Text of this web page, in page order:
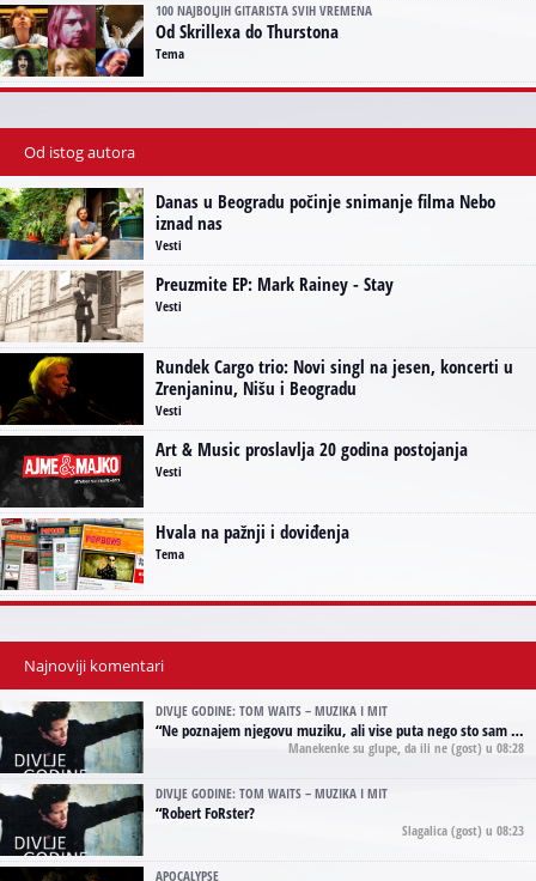
100 NAJBOLJIH GITARISTA SVIH VREMENA
Od Skrillexa do Thurstona
Tema
Od istog autora
Danas u Beogradu počinje snimanje filma Nebo
iznad nas
Vesti
Preuzmite EP: Mark Rainey - Stay
Vesti
Rundek Cargo trio: Novi singl na jesen, koncerti u
Zrenjaninu, Nišu i Beogradu
Vesti
Art & Music proslavlja 20 godina postojanja
Vesti
Hvala na pažnji i doviđenja
Tema
Najnoviji komentari
DIVLJE GODINE: TOM WAITS – MUZIKA I MIT
“Ne poznajem njegovu muziku, ali vise puta nego sto sam to zazeleo gledao sam njegove umjetnicke slike na raznim stranama interneta. Te stoga zakljucujem da je Tom Waits Lady Gaga muzike namrstenih, ma
Manekenke su glupe, da ili ne (gost) u 08:28
DIVLJE GODINE: TOM WAITS – MUZIKA I MIT
“Robert FoRster?
Slagalica (gost) u 08:23
APOCALYPSE